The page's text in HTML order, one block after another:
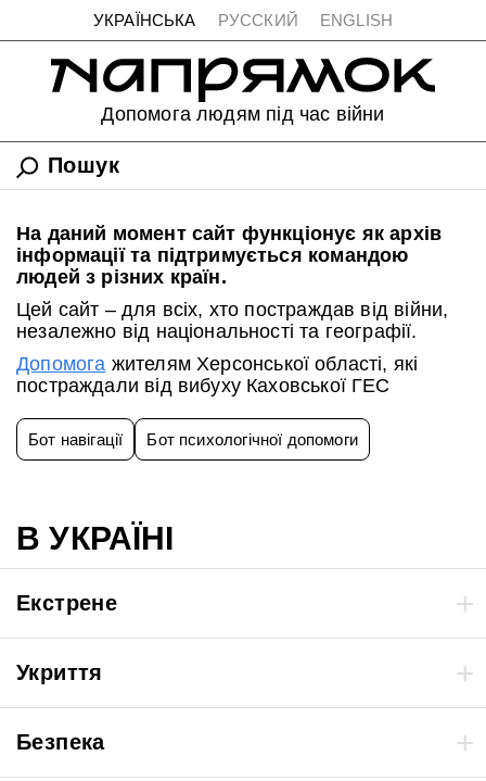
УКРАЇНСЬКА РУССКИЙ ENGLISH
Допомога людям під час війни
На даний момент сайт функціонує як архів
інформації та підтримується командою
людей з різних країн.
Цей сайт – для всіх, хто постраждав від війни,
незалежно від національності та географії.
Допомога жителям Херсонської області, які
постраждали від вибуху Каховської ГЕС
Бот навігації Бот психологічної допомоги
В УКРАЇНІ
Екстрене
Укриття
Безпека